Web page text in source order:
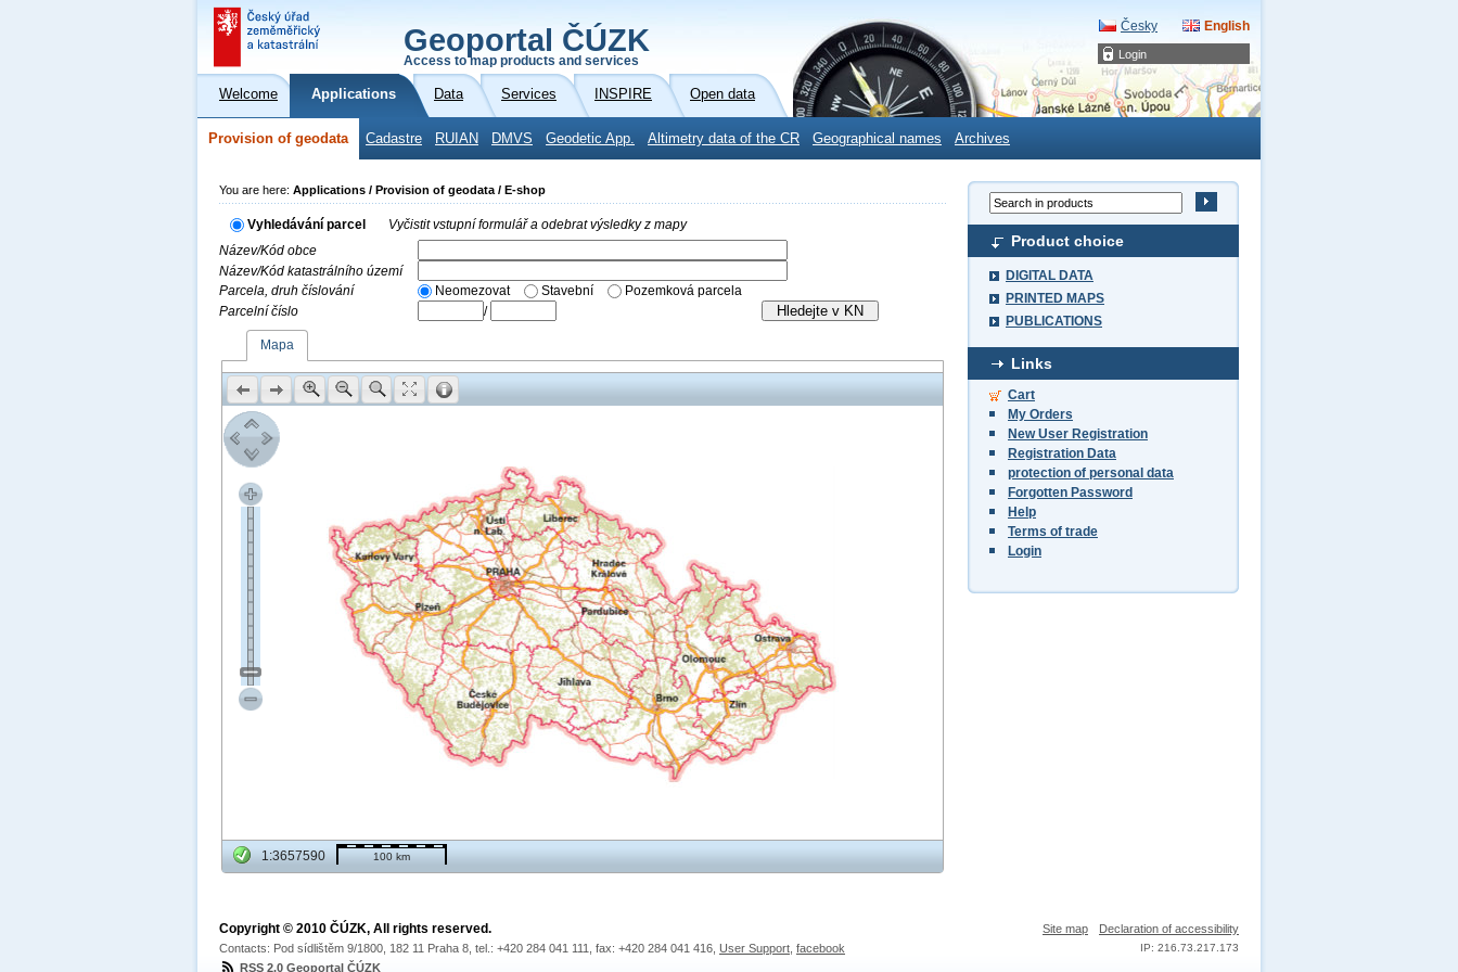
Login
Geoportal ČÚZK
Access to map products and services
Česky English
Welcome Applications Data Services INSPIRE Open data
Provision of geodata Cadastre RUIAN DMVS Geodetic App. Altimetry data of the CR Geographical names Archives
Product choice
DIGITAL DATA
PRINTED MAPS
PUBLICATIONS
Links
Cart
My Orders
New User Registration
Registration Data
protection of personal data
Forgotten Password
Help
Terms of trade
Login
You are here: Applications / Provision of geodata / E-shop
Vyhledávání parcel
Vyčistit vstupní formulář a odebrat výsledky z mapy
Název/Kód obce
Název/Kód katastrálního území
Parcela, druh číslování
Neomezovat Stavební
Pozemková parcela
Parcelní číslo
/
Mapa
1:3657590 100 km
Site map Declaration of accessibility
IP: 216.73.217.173
Copyright © 2010 ČÚZK, All rights reserved.
Contacts: Pod sídlištěm 9/1800, 182 11 Praha 8, tel.: +420 284 041 111, fax: +420 284 041 416, User Support facebook
RSS 2.0 Geoportal ČÚZK